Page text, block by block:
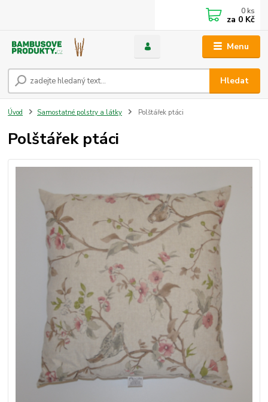
Menu
Hledat
0 ks
za 0 Kč
Úvod Samostatné polstry a látky Polštářek ptáci
Polštářek ptáci